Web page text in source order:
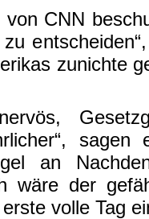
von CNN
zunichte
sagen
an
wäre der
volle Tag